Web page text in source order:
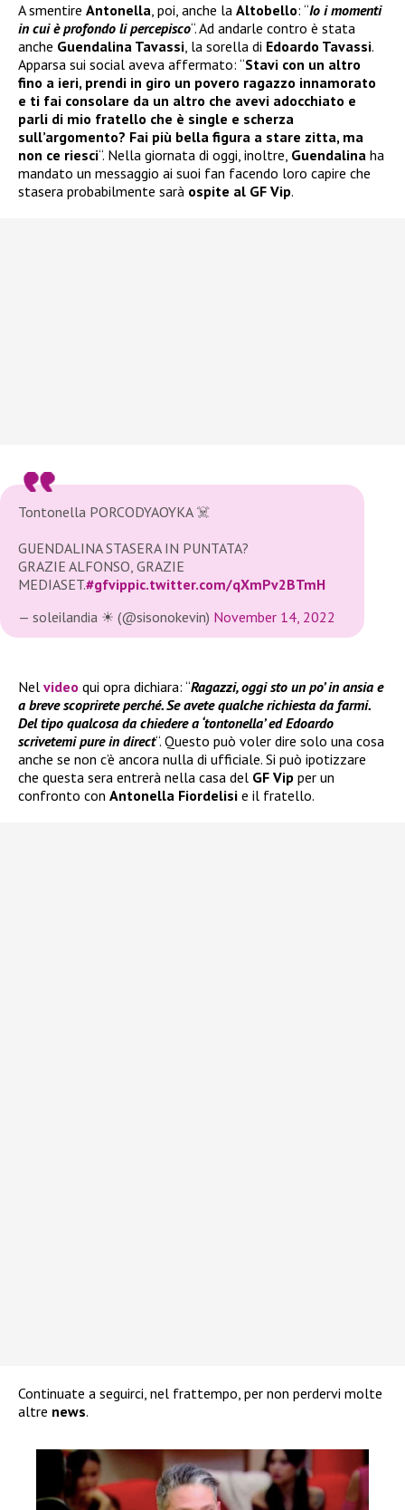
A smentire Antonella, poi, anche la Altobello: “Io i momenti
in cui è profondo li percepisco“. Ad andarle contro è stata
anche Guendalina Tavassi, la sorella di Edoardo Tavassi.
Apparsa sui social aveva affermato: “Stavi con un altro
fino a ieri, prendi in giro un povero ragazzo innamorato
e ti fai consolare da un altro che avevi adocchiato e
parli di mio fratello che è single e scherza
sull’argomento? Fai più bella figura a stare zitta, ma
non ce riesci“. Nella giornata di oggi, inoltre, Guendalina ha
mandato un messaggio ai suoi fan facendo loro capire che
stasera probabilmente sarà ospite al GF Vip.
Tontonella PORCODYAOYKA ☠️
GUENDALINA STASERA IN PUNTATA?
GRAZIE ALFONSO, GRAZIE
MEDIASET.#gfvippic.twitter.com/qXmPv2BTmH
— soleilandia ☀ (@sisonokevin) November 14, 2022
Nel video qui opra dichiara: “Ragazzi, oggi sto un po’ in ansia e
a breve scoprirete perché. Se avete qualche richiesta da farmi.
Del tipo qualcosa da chiedere a ‘tontonella’ ed Edoardo
scrivetemi pure in direct“. Questo può voler dire solo una cosa
anche se non c’è ancora nulla di ufficiale. Si può ipotizzare
che questa sera entrerà nella casa del GF Vip per un
confronto con Antonella Fiordelisi e il fratello.
Continuate a seguirci, nel frattempo, per non perdervi molte
altre news.